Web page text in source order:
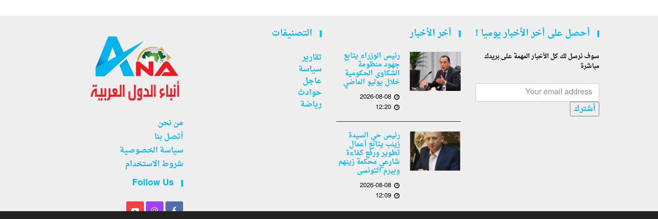
أحصل على أخر الأخبار يوميا !
سوف نرسل لك كل الأخبار المهمة على بريدك
مباشرة
أشترك
أخر الأخبار
رئيس الوزراء يتابع
جهود منظومة
الشكاوى الحكومية
خلال يوليو الماضي
2026-08-08
12:20
رئيس حي السيدة
زينب يتابع أعمال
تطوير ورفع كفاءة
شارعي محكمة زينهم
وبيرم التونسى
2026-08-08
12:09
التصنيفات
تقارير
سياسة
عاجل
حوادث
رياضة
من نحن
أتصل بنا
سياسة الخصوصية
شروط الاستخدام
Follow Us